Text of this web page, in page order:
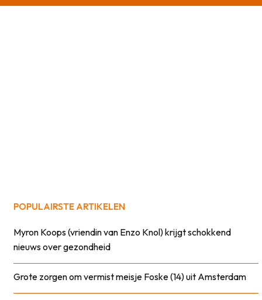
POPULAIRSTE ARTIKELEN
Myron Koops (vriendin van Enzo Knol) krijgt schokkend
nieuws over gezondheid
Grote zorgen om vermist meisje Foske (14) uit Amsterdam